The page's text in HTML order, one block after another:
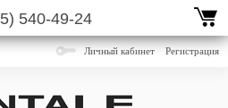
540-49-24
Личный кабинет Регистрация